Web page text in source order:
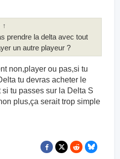
↑
prendre la delta avec tout
un autre playeur ?
non,player ou pas,si tu
tu devras acheter le
tu passes sur la Delta S
plus,ça serait trop simple